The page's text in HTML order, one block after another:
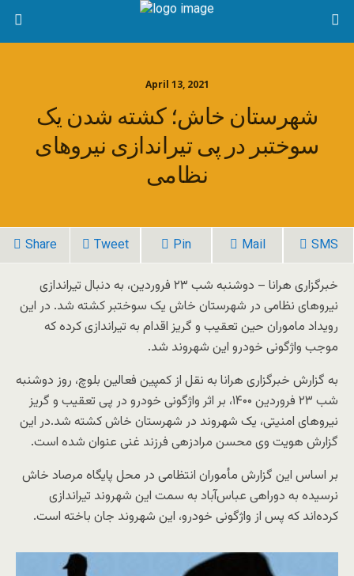
April 13, 2021
شهرستان خاش؛ کشته شدن یک
سوختبر در پی تیراندازی نیروهای
نظامی
Share Tweet Pin Mail SMS
خبرگزاری هرانا – دوشنبه شب ۲۳ فروردین، به دنبال تیراندازی
نیروهای نظامی در شهرستان خاش یک سوختبر کشته شد. در این
رویداد ماموران حین تعقیب و گریز اقدام به تیراندازی کرده که
موجب واژگونی خودرو این شهروند شد.
به گزارش خبرگزاری هرانا به نقل از کمپین فعالین بلوچ، روز دوشنبه
شب ۲۳ فروردین ۱۴۰۰، بر اثر واژگونی خودرو در پی تعقیب و گریز
نیروهای امنیتی، یک شهروند در شهرستان خاش کشته شد.در این
گزارش هویت وی محسن مرادزهی فرزند غنی عنوان شده است.
بر اساس این گزارش مأموران انتظامی در محل پایگاه مرصاد خاش
نرسیده به دوراهی عباس‌آباد به سمت این شهروند تیراندازی
کرده‌اند که پس از واژگونی خودرو، این شهروند جان باخته است.